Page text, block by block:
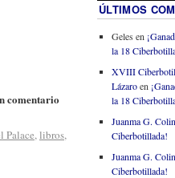
comentario
Palace, libros,
ÚLTIMOS
Geles en
la 18
XVIII
Lázaroen
la 18
Juanma G.
Ciberbotillada!
Juanma G.
Ciberbotillada!